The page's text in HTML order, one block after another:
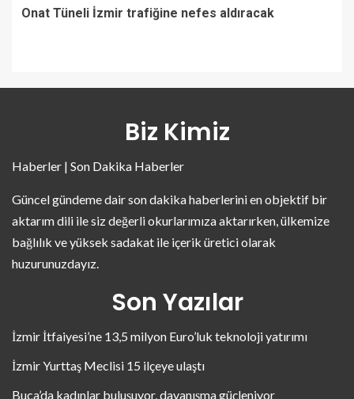
Onat Tüneli İzmir trafiğine nefes aldıracak
Biz Kimiz
Haberler | Son Dakika Haberler
Güncel gündeme dair son dakika haberlerini en objektif bir
aktarım dili ile siz değerli okurlarımıza aktarırken, ülkemize
bağlılık ve yüksek sadakat ile içerik üretici olarak
huzurunuzdayız.
Son Yazılar
İzmir İtfaiyesi’ne 13,5 milyon Euro’luk teknoloji yatırımı
İzmir Yurttaş Meclisi 15 ilçeye ulaştı
Buca’da kadınlar buluşuyor, dayanışma güçleniyor